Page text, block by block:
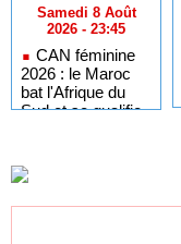
Samedi 8 Août
2026 - 23:45
CAN féminine
2026 : le Maroc
bat l'Afrique du
Sud et se qualifie